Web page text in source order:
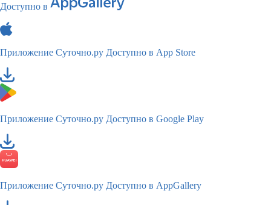
Доступно в
Приложение Суточно.ру Доступно в App Store
Приложение Суточно.ру Доступно в Google Play
Приложение Суточно.ру Доступно в AppGallery